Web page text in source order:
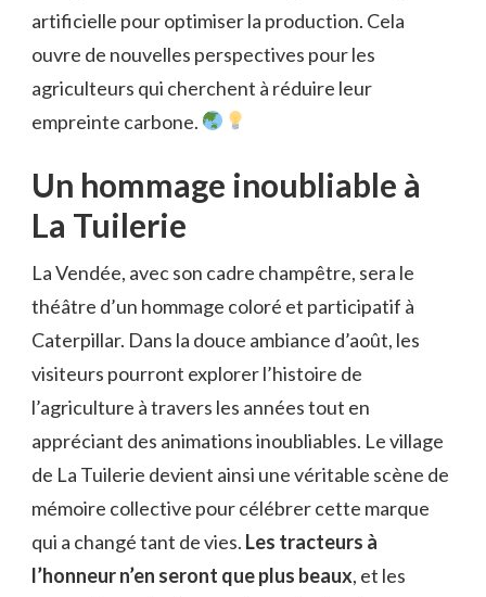
artificielle pour optimiser la production. Cela
ouvre de nouvelles perspectives pour les
agriculteurs qui cherchent à réduire leur
empreinte carbone.
Un hommage inoubliable à
La Tuilerie
La Vendée, avec son cadre champêtre, sera le
théâtre d’un hommage coloré et participatif à
Caterpillar. Dans la douce ambiance d’août, les
visiteurs pourront explorer l’histoire de
l’agriculture à travers les années tout en
appréciant des animations inoubliables. Le village
de La Tuilerie devient ainsi une véritable scène de
mémoire collective pour célébrer cette marque
qui a changé tant de vies. Les tracteurs à
l’honneur n’en seront que plus beaux, et les